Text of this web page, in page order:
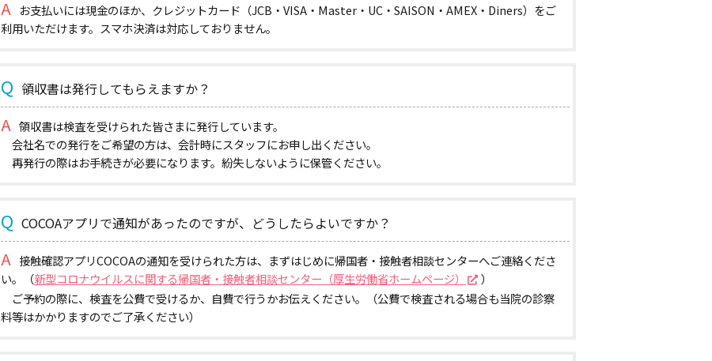
お支払いには現金のほか、クレジットカード（JCB・VISA・Master・UC・SAISON・AMEX・Diners）をご
利用いただけます。スマホ決済は対応しておりません。
領収書は発行してもらえますか？
領収書は検査を受けられた皆さまに発行しています。
会社名での発行をご希望の方は、会計時にスタッフにお申し出ください。
再発行の際はお手続きが必要になります。紛失しないように保管ください。
COCOAアプリで通知があったのですが、どうしたらよいですか？
接触確認アプリCOCOAの通知を受けられた方は、まずはじめに帰国者・接触者相談センターへご連絡くださ
い。（新型コロナウイルスに関する帰国者・接触者相談センター（厚生労働省ホームページ）
）
ご予約の際に、検査を公費で受けるか、自費で行うかお伝えください。（公費で検査される場合も当院の診察
料等はかかりますのでご了承ください）